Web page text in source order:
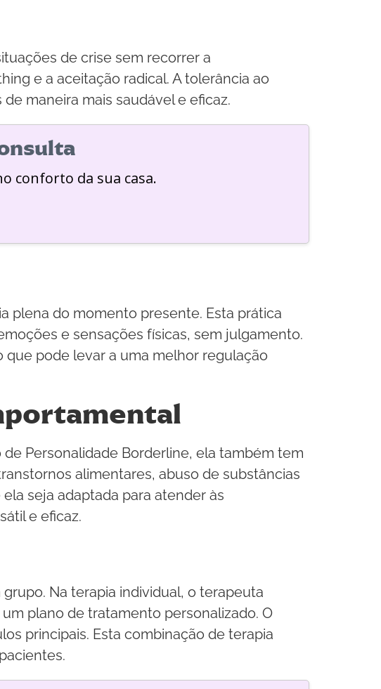
de crise sem recorrer a
e a aceitação radical. A tolerância ao
maneira mais saudável e eficaz.
conforto da sua casa.
plena do momento presente. Esta prática
e sensações físicas, sem julgamento.
pode levar a uma melhor regulação
Personalidade Borderline, ela também tem
alimentares, abuso de substâncias
seja adaptada para atender às
e eficaz.
Na terapia individual, o terapeuta
plano de tratamento personalizado. O
principais. Esta combinação de terapia